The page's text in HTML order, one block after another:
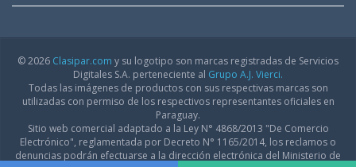
© 2026 Clasipar.com y su logotipo son marcas registradas de Servicios
Digitales S.A. perteneciente al Grupo A.J. Vierci.
Todas las imágenes de productos con sus respectivas marcas son
utilizadas con permiso de los respectivos representantes oficiales en
Paraguay.
Sitio web comercial adaptado a la Ley N° 4868/2013 "De Comercio
Electrónico", reglamentada por Decreto N° 1165/2014, los reclamos o
denuncias podrán efectuarse a la dirección electrónica del Ministerio de